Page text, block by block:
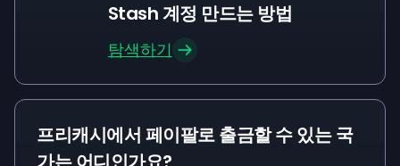
Stash 계정 만드는 방법
탐색하기
프리캐시에서 페이팔로 출금할 수 있는 국